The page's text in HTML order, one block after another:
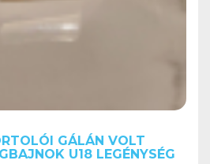
GÁLÁN VOLT
U18 LEGÉNYSÉG